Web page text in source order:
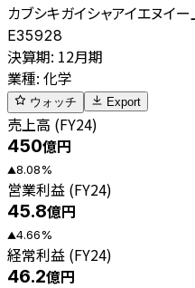
カブシキガイシャアイエヌイー
E35928
決算期: 12月期
業種: 化学
ウォッチ Export
売上高 (FY24)
450億円
▲8.08%
営業利益 (FY24)
45.8億円
▲4.66%
経常利益 (FY24)
46.2億円